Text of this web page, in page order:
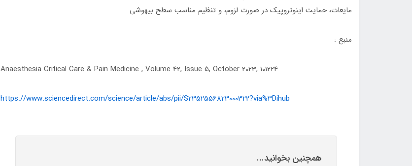
مایعات، حمایت اینوتروپیک در صورت لزوم، و تنظیم مناسب سطح بیهوشی
منبع :
Anaesthesia Critical Care & Pain Medicine , Volume 42, Issue 5, October 2023, 101224
https://www.sciencedirect.com/science/article/abs/pii/S2352556823000322?via%3Dihub
همچنین بخوانید...